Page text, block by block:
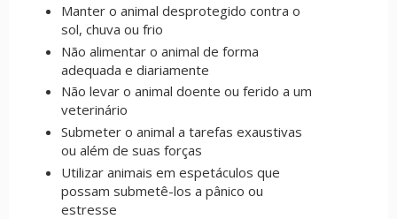
Manter o animal desprotegido contra o
sol, chuva ou frio
Não alimentar o animal de forma
adequada e diariamente
Não levar o animal doente ou ferido a um
veterinário
Submeter o animal a tarefas exaustivas
ou além de suas forças
Utilizar animais em espetáculos que
possam submetê-los a pânico ou
estresse